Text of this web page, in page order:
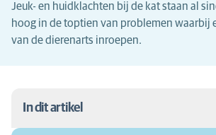
Jeuk- en huidklachten bij de kat staan al
hoog in de toptien van problemen waarbij
van de dierenarts inroepen.
In dit artikel